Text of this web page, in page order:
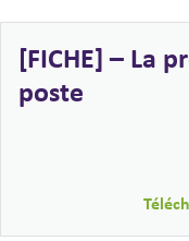
[FICHE] – La
poste